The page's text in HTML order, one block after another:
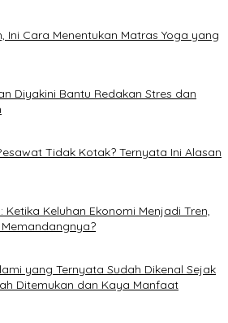
Ini Cara Menentukan Matras Yoga yang
Diyakini Bantu Redakan Stres dan
Tidak Kotak? Ternyata Ini Alasan
Ketika Keluhan Ekonomi Menjadi Tren,
yang Ternyata Sudah Dikenal Sejak
Ditemukan dan Kaya Manfaat